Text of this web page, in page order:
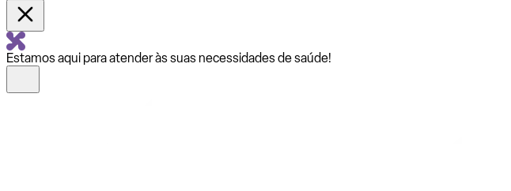
Estamos aqui para atender às suas necessidades de saúde!